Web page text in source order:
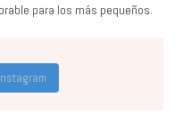
para los más pequeños.